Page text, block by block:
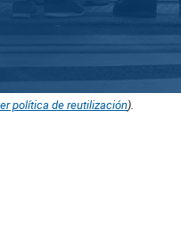
política de reutilización).